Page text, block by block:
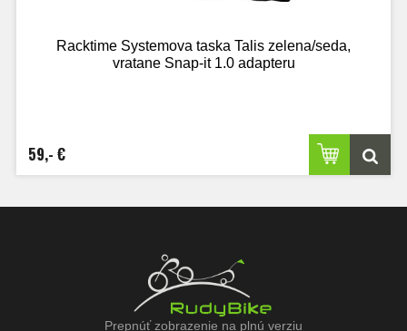
Racktime Systemova taska Talis zelena/seda,
vratane Snap-it 1.0 adapteru
59,- €
Prepnúť zobrazenie na plnú verziu